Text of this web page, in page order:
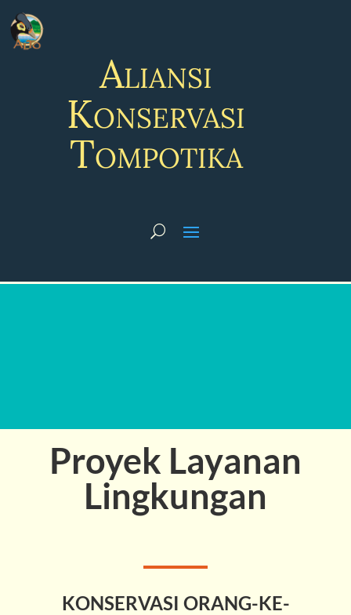
Aliansi
Konservasi
Tompotika
Proyek Layanan
Lingkungan
KONSERVASI ORANG-KE-